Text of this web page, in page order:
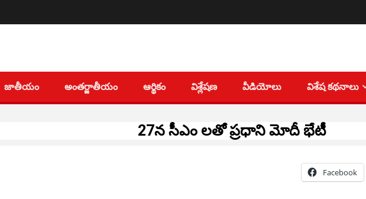
జాతీయం అంతర్జాతీయం ఆర్థికం విశ్లేషణ వీడియోలు విశేష కథనాలు
27న సీఎం లతో ప్రధాని మోదీ భేటీ
Facebook